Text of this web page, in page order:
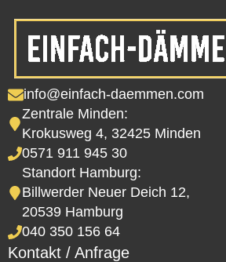
info@einfach-daemmen.com
Zentrale Minden:
Krokusweg 4, 32425 Minden
0571 911 945 30
Standort Hamburg:
Billwerder Neuer Deich 12,
20539 Hamburg
040 350 156 64
Kontakt / Anfrage